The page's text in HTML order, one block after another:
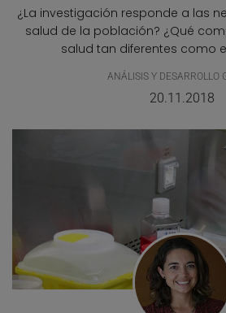
¿La investigación responde a las
salud de la población? ¿Qué
salud tan diferentes como
ANÁLISIS Y DESARROLLO
20.11.2018